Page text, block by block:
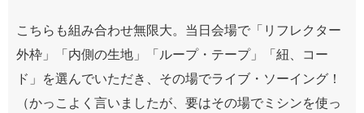
こちらも組み合わせ無限大。当日会場で「リフレクター
外枠」「内側の生地」「ループ・テープ」「紐、コー
ド」を選んでいただき、その場でライブ・ソーイング！
（かっこよく言いましたが、要はその場でミシンを使っ